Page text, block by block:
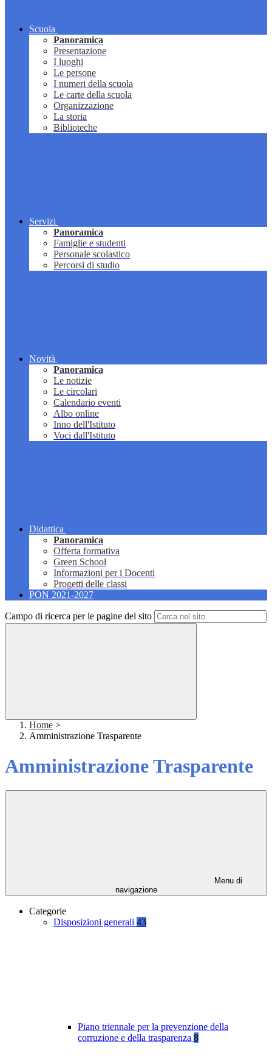
Scuola
Panoramica
Presentazione
I luoghi
Le persone
I numeri della scuola
Le carte della scuola
Organizzazione
La storia
Biblioteche
Servizi
Panoramica
Famiglie e studenti
Personale scolastico
Percorsi di studio
Novità
Panoramica
Le notizie
Le circolari
Calendario eventi
Albo online
Inno dell'Istituto
Voci dall'Istituto
Didattica
Panoramica
Offerta formativa
Green School
Informazioni per i Docenti
Progetti delle classi
PON 2021-2027
Campo di ricerca per le pagine del sito
Home >
Amministrazione Trasparente
Amministrazione Trasparente
Menu di
navigazione
Categorie
Disposizioni generali 43
Piano triennale per la prevenzione della
corruzione e della trasparenza 8